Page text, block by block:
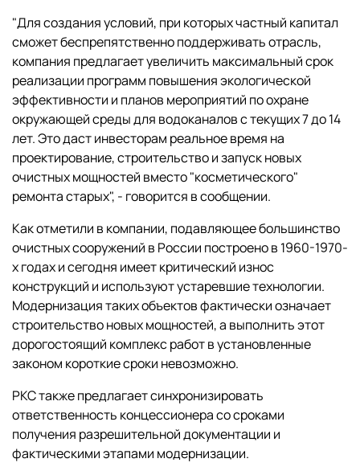
"Для создания условий, при которых частный капитал
сможет беспрепятственно поддерживать отрасль,
компания предлагает увеличить максимальный срок
реализации программ повышения экологической
эффективности и планов мероприятий по охране
окружающей среды для водоканалов с текущих 7 до 14
лет. Это даст инвесторам реальное время на
проектирование, строительство и запуск новых
очистных мощностей вместо "косметического"
ремонта старых", - говорится в сообщении.
Как отметили в компании, подавляющее большинство
очистных сооружений в России построено в 1960-1970-
х годах и сегодня имеет критический износ
конструкций и используют устаревшие технологии.
Модернизация таких объектов фактически означает
строительство новых мощностей, а выполнить этот
дорогостоящий комплекс работ в установленные
законом короткие сроки невозможно.
РКС также предлагает синхронизировать
ответственность концессионера со сроками
получения разрешительной документации и
фактическими этапами модернизации.